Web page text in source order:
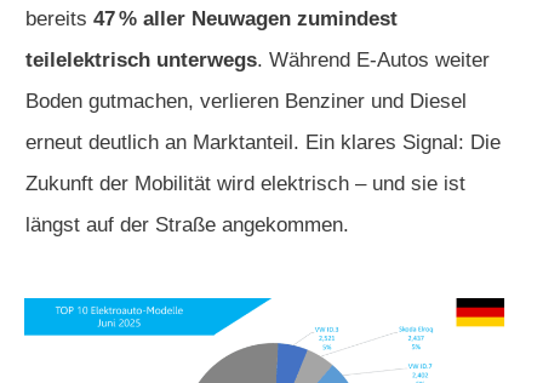
bereits 47 % aller Neuwagen zumindest
teilelektrisch unterwegs. Während E-Autos weiter
Boden gutmachen, verlieren Benziner und Diesel
erneut deutlich an Marktanteil. Ein klares Signal: Die
Zukunft der Mobilität wird elektrisch – und sie ist
längst auf der Straße angekommen.